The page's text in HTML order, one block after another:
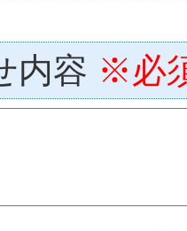
内容 ※必